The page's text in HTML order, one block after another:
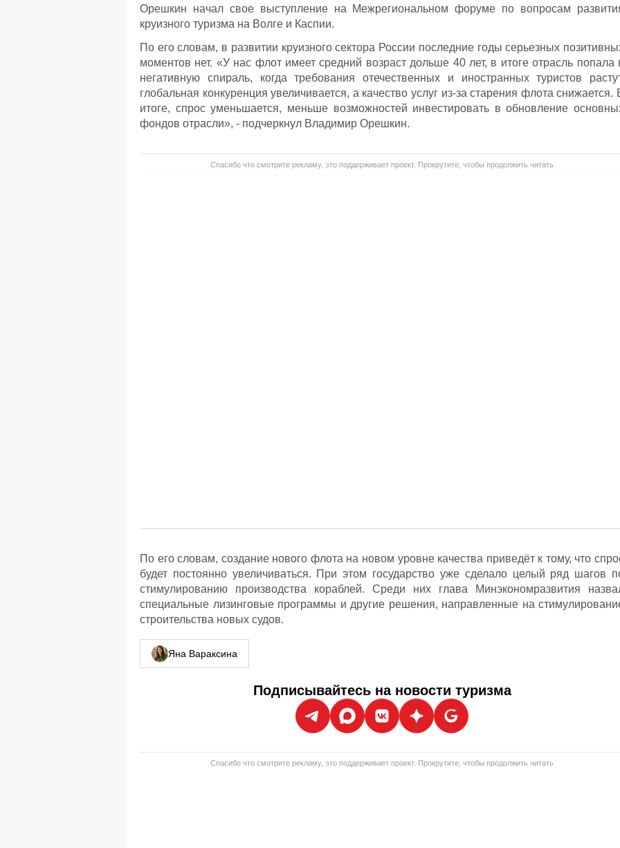
Орешкин начал свое выступление на Межрегиональном форуме по вопросам
круизного туризма на Волге и Каспии.
По его словам, в развитии круизного сектора России последние годы серьезных
моментов нет. «У нас флот имеет средний возраст дольше 40 лет, в итоге отрасль попала
негативную спираль, когда требования отечественных и иностранных туристов
глобальная конкуренция увеличивается, а качество услуг из-за старения флота снижается.
итоге, спрос уменьшается, меньше возможностей инвестировать в обновление
фондов отрасли», - подчеркнул Владимир Орешкин.
Спасибо что смотрите рекламу, это поддерживает проект. Прокрутите, чтобы продолжить читать
По его словам, создание нового флота на новом уровне качества приведёт к тому, что
будет постоянно увеличиваться. При этом государство уже сделало целый ряд шагов
стимулированию производства кораблей. Среди них глава Минэкономразвития
специальные лизинговые программы и другие решения, направленные на
строительства новых судов.
Яна Вараксина
Подписывайтесь на новости туризма
Спасибо что смотрите рекламу, это поддерживает проект. Прокрутите, чтобы продолжить читать